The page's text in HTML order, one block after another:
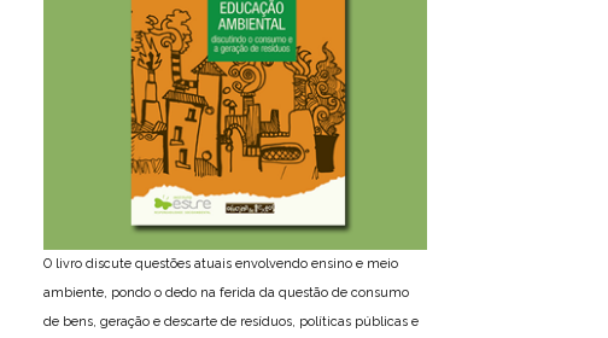
O livro discute questões atuais envolvendo ensino e meio
ambiente, pondo o dedo na ferida da questão de consumo
de bens, geração e descarte de resíduos, políticas públicas e